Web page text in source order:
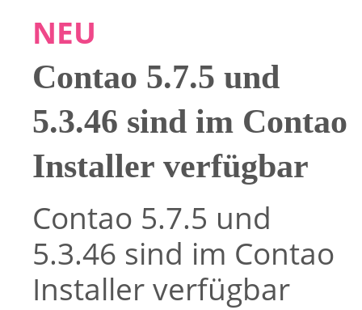
NEU
Contao 5.7.5 und
5.3.46 sind im Contao
Installer verfügbar
Contao 5.7.5 und
5.3.46 sind im Contao
Installer verfügbar